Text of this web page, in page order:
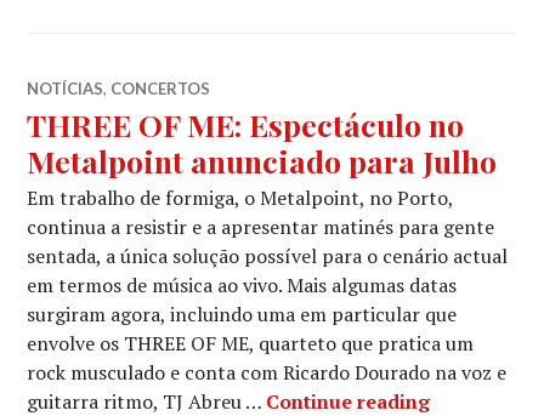
NOTÍCIAS, CONCERTOS
THREE OF ME: Espectáculo no
Metalpoint anunciado para Julho
Em trabalho de formiga, o Metalpoint, no Porto,
continua a resistir e a apresentar matinés para gente
sentada, a única solução possível para o cenário actual
em termos de música ao vivo. Mais algumas datas
surgiram agora, incluindo uma em particular que
envolve os THREE OF ME, quarteto que pratica um
rock musculado e conta com Ricardo Dourado na voz e
guitarra ritmo, TJ Abreu … Continue readingTHREE OF